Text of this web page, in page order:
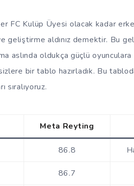
FC Kulüp Üyesi olacak kadar
geliştirme aldınız demektir. Bu
aslında oldukça güçlü
bir tablo hazırladık. Bu
sıralıyoruz.
Meta Reyting
86.8
86.7